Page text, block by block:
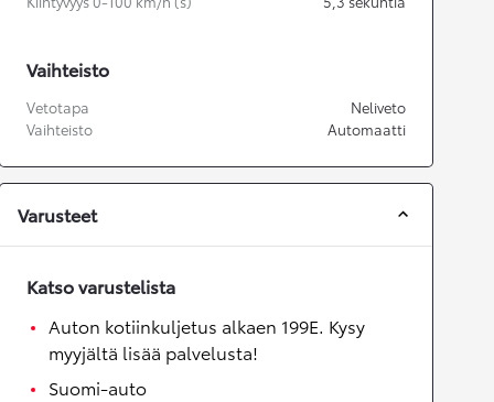
Vaihteisto
Vetotapa
Neliveto
Vaihteisto
Automaatti
Varusteet
Katso varustelista
Auton kotiinkuljetus alkaen 199E. Kysy
myyjältä lisää palvelusta!
Suomi-auto